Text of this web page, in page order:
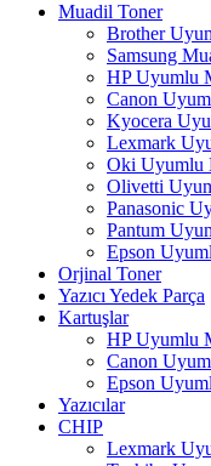
Muadil Toner
Brother
Samsung
HP Uyumlu
Canon
Kyocera
Lexmark
Oki Uyumlu
Olivetti
Panasonic
Pantum
Epson
Orjinal Toner
Yazıcı Yedek Parça
Kartuşlar
HP Uyumlu
Canon
Epson
Yazıcılar
CHIP
Lexmark